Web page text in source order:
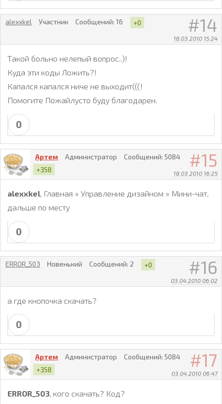
14
18.03.2010 15:24
alexxkel Участник Сообщений: 16 +0
Такой больно нелепый вопрос..)!
Куда эти коды Ложить?!
Капался капался ниче не выходит(((!
Помогите Пожайлусто буду благодарен.
0
15
18.03.2010 16:25
Артем Администратор Сообщений: 5084
+358
alexxkel , Главная » Управление дизайном » Мини-чат,
дальше по месту
0
16
03.04.2010 06:02
ERROR_503 Новенький Сообщений: 2 +0
а где кнопочка скачать?
0
17
03.04.2010 06:47
Артем Администратор Сообщений: 5084
+358
ERROR_503, кого скачать? Код?